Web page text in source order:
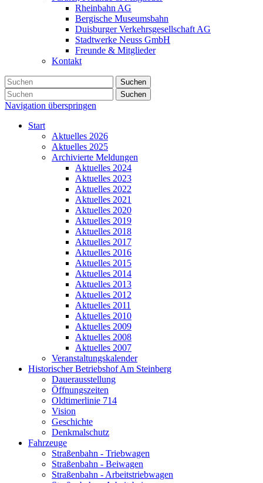
Rheinbahn AG
Bergische Museumsbahn
Duisburger Verkehrsgesellschaft AG
Stadtwerke Neuss GmbH
Freunde & Mitglieder
Kontakt
Suchen
Suchen
Navigation überspringen
Start
Aktuelles 2026
Aktuelles 2025
Archivierte Meldungen
Aktuelles 2024
Aktuelles 2023
Aktuelles 2022
Aktuelles 2021
Aktuelles 2020
Aktuelles 2019
Aktuelles 2018
Aktuelles 2017
Aktuelles 2016
Aktuelles 2015
Aktuelles 2014
Aktuelles 2013
Aktuelles 2012
Aktuelles 2011
Aktuelles 2010
Aktuelles 2009
Aktuelles 2008
Aktuelles 2007
Veranstaltungskalender
Historischer Betriebshof Am Steinberg
Dauerausstellung
Öffnungszeiten
Oldtimerlinie 714
Vision
Geschichte
Denkmalschutz
Fahrzeuge
Straßenbahn - Triebwagen
Straßenbahn - Beiwagen
Straßenbahn - Arbeitstriebwagen